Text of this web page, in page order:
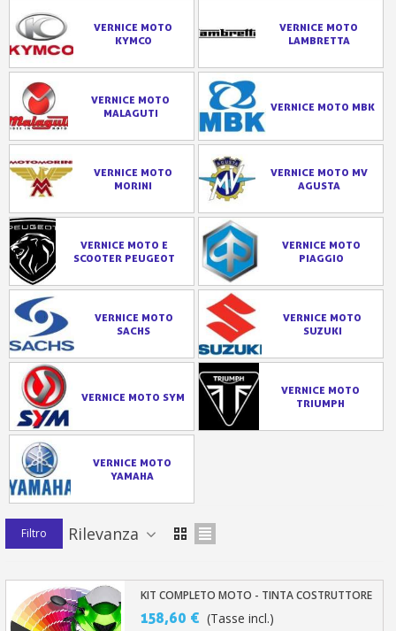
VERNICE MOTO
KYMCO
VERNICE MOTO
LAMBRETTA
VERNICE MOTO
MALAGUTI
VERNICE MOTO MBK
VERNICE MOTO
MORINI
VERNICE MOTO MV
AGUSTA
VERNICE MOTO E
SCOOTER PEUGEOT
VERNICE MOTO
PIAGGIO
VERNICE MOTO
SACHS
VERNICE MOTO
SUZUKI
VERNICE MOTO SYM
VERNICE MOTO
TRIUMPH
VERNICE MOTO
YAMAHA
Filtro Rilevanza
KIT COMPLETO MOTO - TINTA COSTRUTTORE
158,60 € (Tasse incl.)